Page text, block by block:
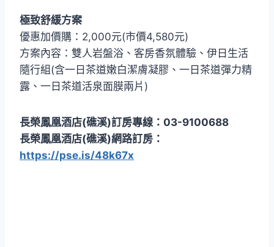
極致舒緩方案
優惠加價購：2,000元(市價4,580元)
方案內容：雙人岩盤浴、客房香氛體驗、伊日生活
隨行組(含一日茶道嫩白潔膚凝膠、一日茶道彈力精
露、一日茶道活泉面膜兩片)
長榮鳳凰酒店(礁溪)訂房專線：03-9100688
長榮鳳凰酒店(礁溪)網路訂房：
https://pse.is/48k67x